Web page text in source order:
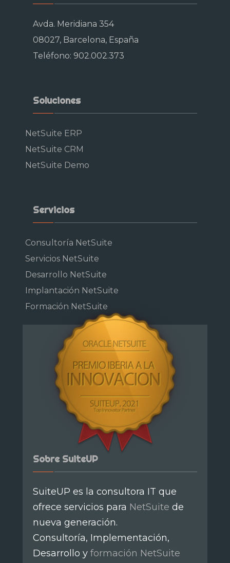
Avda. Meridiana 354
08027, Barcelona, España
Teléfono: 902.002.373
Soluciones
NetSuite ERP
NetSuite CRM
NetSuite Demo
Servicios
Consultoría NetSuite
Servicios NetSuite
Desarrollo NetSuite
Implantación NetSuite
Formación NetSuite
Sobre SuiteUP
SuiteUP es la consultora IT que
ofrece servicios para NetSuite de
nueva generación.
Consultoría, Implementación,
Desarrollo y formación NetSuite